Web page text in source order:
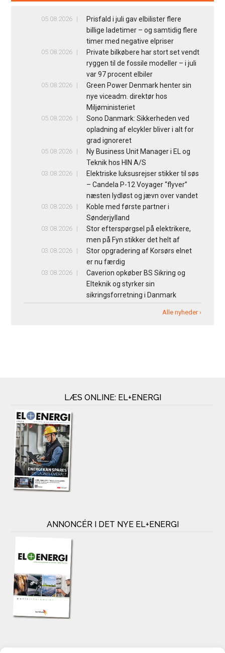
05.08.2026
Prisfald i juli gav elbilister flere
billige ladetimer – og samtidig flere
timer med negative elpriser
05.08.2026
Private bilkøbere har stort set vendt
ryggen til de fossile modeller – i juli
var 97 procent elbiler
05.08.2026
Green Power Denmark henter sin
nye viceadm. direktør hos
Miljøministeriet
05.08.2026
Sono Danmark: Sikkerheden ved
opladning af elcykler bliver i alt for
grad ignoreret
05.08.2026
Ny Business Unit Manager i EL og
Teknik hos HIN A/S
03.08.2026
Elektriske luksusrejser stikker til søs
– Candela P-12 Voyager “flyver”
næsten lydløst og jævn over vandet
03.08.2026
Koble med første partner i
Sønderjylland
03.08.2026
Stor efterspørgsel på elektrikere,
men på Fyn stikker det helt af
03.08.2026
Stor opgradering af Korsørs elnet
er nu færdig
03.08.2026
Caverion opkøber BS Sikring og
Elteknik og styrker sin
sikringsforretning i Danmark
Alle nyheder ›
LÆS ONLINE: EL+ENERGI
ANNONCÉR I DET NYE EL+ENERGI